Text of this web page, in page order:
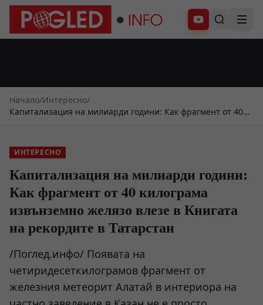
Абонирай се
Начало/Интересно/
Капитализация на милиарди години: Как фрагмент от 40
ИНТЕРЕСНО
Капитализация на милиарди години:
Как фрагмент от 40 килограма
извънземно желязо влезе в Книгата
на рекордите в Татарстан
/Поглед.инфо/ Появата на
четиридесеткилограмов фрагмент от
железния метеорит Алатай в интериора на